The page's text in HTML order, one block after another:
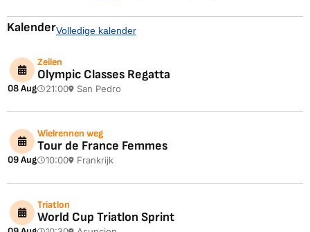
KalenderVolledige kalender
08 Aug
Zeilen
Olympic Classes Regatta
21:00 San Pedro
09 Aug
Wielrennen weg
Tour de France Femmes
10:00 Frankrijk
Triatlon
World Cup Triatlon Sprint